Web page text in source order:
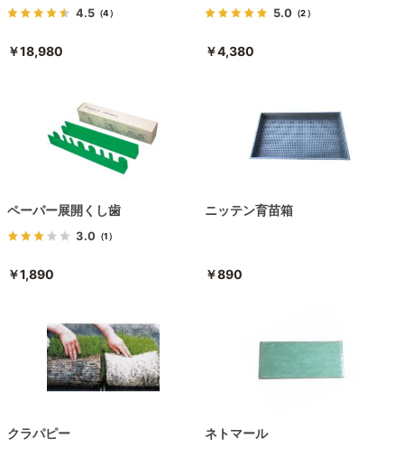
4.5（4）
￥18,980
5.0 （2）
￥4,380
ペーパー展開くし歯
3.0 （1）
￥1,890
ニッテン育苗箱
￥890
クラパピー ネトマール